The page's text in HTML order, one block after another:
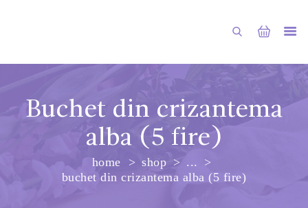
Buchet din crizantema
alba (5 fire)
home shop
...
buchet din crizantema alba (5 fire)
PRINCIPALA
DESPRE NOI